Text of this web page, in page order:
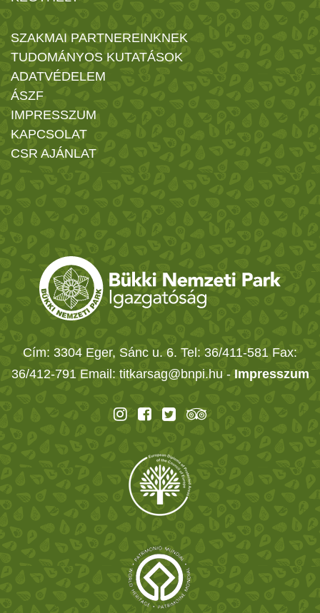
SZAKMAI PARTNEREINKNEK
TUDOMÁNYOS KUTATÁSOK
ADATVÉDELEM
ÁSZF
IMPRESSZUM
KAPCSOLAT
CSR AJÁNLAT
Cím: 3304 Eger, Sánc u. 6. Tel: 36/411-581 Fax:
36/412-791 Email: titkarsag@bnpi.hu - Impresszum